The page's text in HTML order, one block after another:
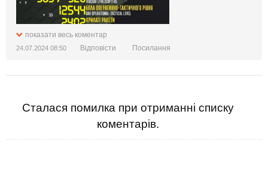
показати весь коментар
24.07.2024 08:50 Відповісти Посилання
Сталася помилка при отриманні списку
коментарів.